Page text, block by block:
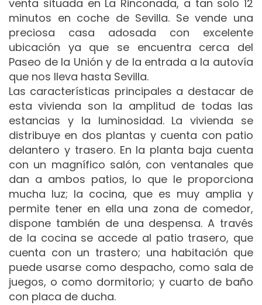
venta situada en La Rinconada, a tan solo 12
minutos en coche de Sevilla. Se vende una
preciosa casa adosada con excelente
ubicación ya que se encuentra cerca del
Paseo de la Unión y de la entrada a la autovía
que nos lleva hasta Sevilla.
Las características principales a destacar de
esta vivienda son la amplitud de todas las
estancias y la luminosidad. La vivienda se
distribuye en dos plantas y cuenta con patio
delantero y trasero. En la planta baja cuenta
con un magnífico salón, con ventanales que
dan a ambos patios, lo que le proporciona
mucha luz; la cocina, que es muy amplia y
permite tener en ella una zona de comedor,
dispone también de una despensa. A través
de la cocina se accede al patio trasero, que
cuenta con un trastero; una habitación que
puede usarse como despacho, como sala de
juegos, o como dormitorio; y cuarto de baño
con placa de ducha.